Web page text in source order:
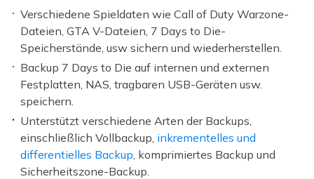
Verschiedene Spieldaten wie Call of Duty Warzone-
Dateien, GTA V-Dateien, 7 Days to Die-
Speicherstände, usw sichern und wiederherstellen.
Backup 7 Days to Die auf internen und externen
Festplatten, NAS, tragbaren USB-Geräten usw.
speichern.
Unterstützt verschiedene Arten der Backups,
einschließlich Vollbackup, inkrementelles und
differentielles Backup , komprimiertes Backup und
Sicherheitszone-Backup.